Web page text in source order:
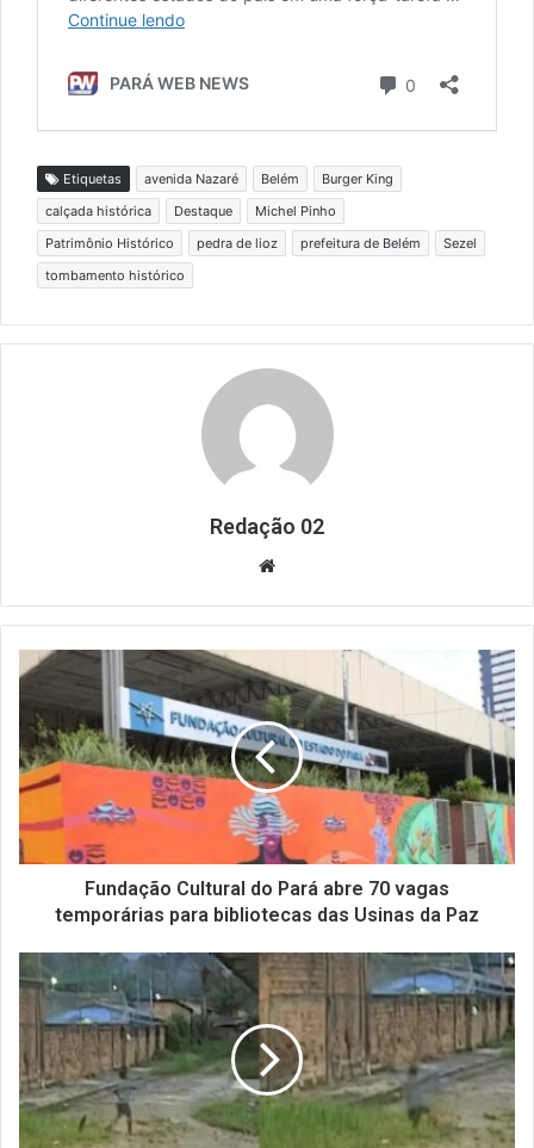
Etiquetas avenida Nazaré Belém
Burger King
calçada histórica
Destaque
Michel Pinho
Patrimônio Histórico
pedra de lioz prefeitura de Belém
Sezel
tombamento histórico
Redação 02
Website
Fundação Cultural do Pará abre 70 vagas
temporárias para bibliotecas das Usinas da Paz